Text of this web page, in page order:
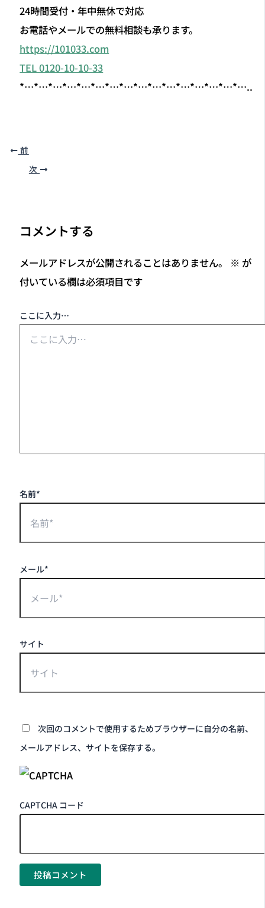
24時間受付・年中無休で対応
お電話やメールでの無料相談も承ります。
https://101033.com
TEL 0120-10-10-33
*…*…*…*…*…*…*…*…*…*…*…*…*…*…*…*…..
前
次
コメントする
メールアドレスが公開されることはありません。 ※ が
付いている欄は必須項目です
ここに入力…
名前*
メール*
サイト
次回のコメントで使用するためブラウザーに自分の名前、
メールアドレス、サイトを保存する。
CAPTCHA コード